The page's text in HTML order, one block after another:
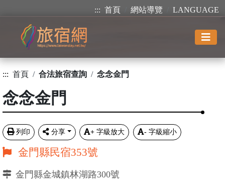
::: 首頁 網站導覽 LANGUAGE
::: 首頁 合法旅宿查詢 念念金門
念念金門
列印 分享 + 字級放大 - 字級縮小
金門縣民宿353號
金門縣金城鎮林湖路300號